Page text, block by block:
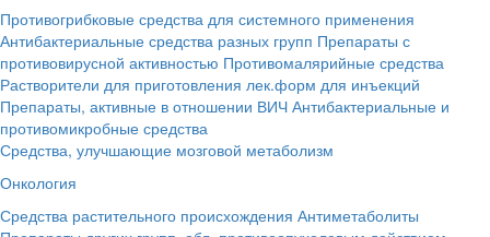
Противогрибковые средства для системного применения
Антибактериальные средства разных групп Препараты с
противовирусной активностью Противомалярийные средства
Растворители для приготовления лек.форм для инъекций
Препараты, активные в отношении ВИЧ Антибактериальные и
противомикробные средства
Средства, улучшающие мозговой метаболизм
Онкология
Средства растительного происхождения Антиметаболиты